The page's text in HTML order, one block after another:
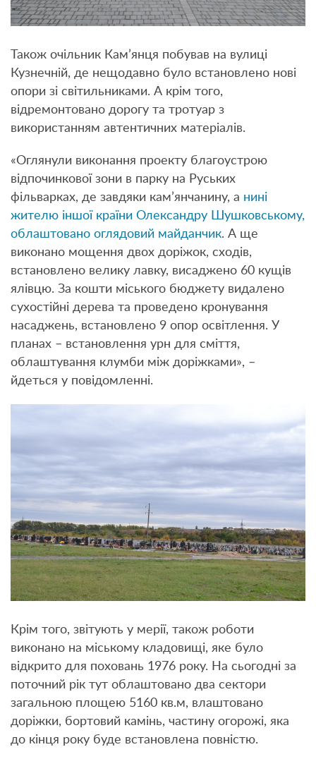
Також очільник Кам’янця побував на вулиці
Кузнечній, де нещодавно було встановлено нові
опори зі світильниками. А крім того,
відремонтовано дорогу та тротуар з
використанням автентичних матеріалів.
«Оглянули виконання проекту благоустрою
відпочинкової зони в парку на Руських
фільварках, де завдяки кам’янчанину, а нині
жителю іншої країни Олександру Шушковському,
облаштовано оглядовий майданчик. А ще
виконано мощення двох доріжок, сходів,
встановлено велику лавку, висаджено 60 кущів
ялівцю. За кошти міського бюджету видалено
сухостійні дерева та проведено кронування
насаджень, встановлено 9 опор освітлення. У
планах – встановлення урн для сміття,
облаштування клумби між доріжками», –
йдеться у повідомленні.
Крім того, звітують у мерії, також роботи
виконано на міському кладовищі, яке було
відкрито для поховань 1976 року. На сьогодні за
поточний рік тут облаштовано два сектори
загальною площею 5160 кв.м, влаштовано
доріжки, бортовий камінь, частину огорожі, яка
до кінця року буде встановлена повністю.